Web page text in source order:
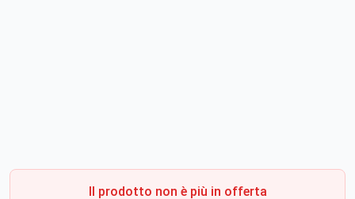
Il prodotto non è più in offerta